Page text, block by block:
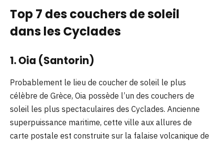
Top 7 des couchers de soleil
dans les Cyclades
1. Oia (Santorin)
Probablement le lieu de coucher de soleil le plus
célèbre de Grèce, Oia possède l’un des couchers de
soleil les plus spectaculaires des Cyclades. Ancienne
superpuissance maritime, cette ville aux allures de
carte postale est construite sur la falaise volcanique de